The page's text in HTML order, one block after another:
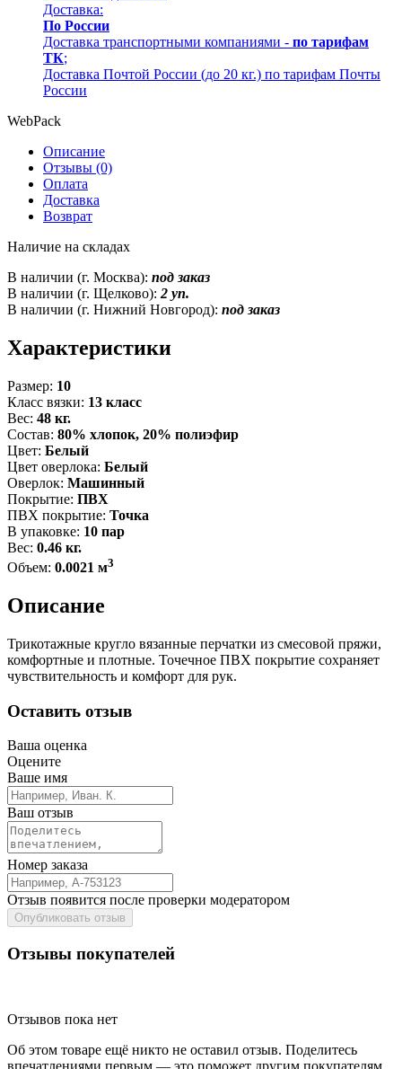
Доставка:
По России
Доставка транспортными компаниями - по тарифам
ТК;
Доставка Почтой России (до 20 кг.) по тарифам Почты
России
WebPack
Описание
Отзывы (0)
Оплата
Доставка
Возврат
Наличие на складах
В наличии (г. Москва): под заказ
В наличии (г. Щелково): 2 уп.
В наличии (г. Нижний Новгород): под заказ
Характеристики
Размер: 10
Класс вязки: 13 класс
Вес: 48 кг.
Состав: 80% хлопок, 20% полиэфир
Цвет: Белый
Цвет оверлока: Белый
Оверлок: Машинный
Покрытие: ПВХ
ПВХ покрытие: Точка
В упаковке: 10 пар
Вес: 0.46 кг.
Объем: 0.0021 м3
Описание
Трикотажные кругло вязанные перчатки из смесовой пряжи,
комфортные и плотные. Точечное ПВХ покрытие сохраняет
чувствительность и комфорт для рук.
Оставить отзыв
Ваша оценка
Оцените
Ваше имя
Ваш отзыв
Номер заказа
Отзыв появится после проверки модератором
Опубликовать отзыв
Отзывы покупателей
Отзывов пока нет
Об этом товаре ещё никто не оставил отзыв. Поделитесь
впечатлениями первым — это поможет другим покупателям